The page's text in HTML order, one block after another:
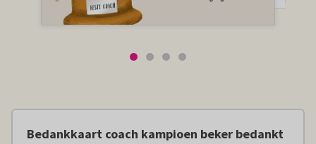
Bedankkaart coach kampioen beker bedankt